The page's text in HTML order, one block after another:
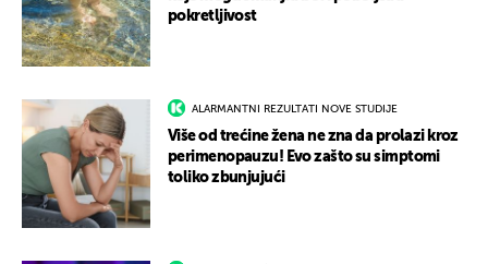
pokretljivost
ALARMANTNI REZULTATI NOVE STUDIJE
Više od trećine žena ne zna da prolazi kroz
perimenopauzu! Evo zašto su simptomi
toliko zbunjujući